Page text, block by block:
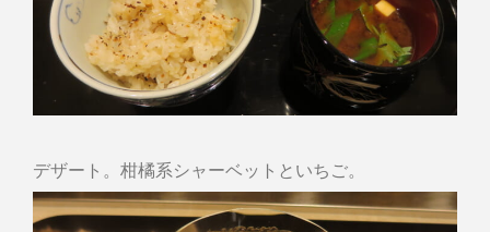
デザート。柑橘系シャーベットといちご。